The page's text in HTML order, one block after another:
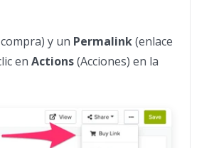
y un Permalink(enlace
en Actions(Acciones) en la